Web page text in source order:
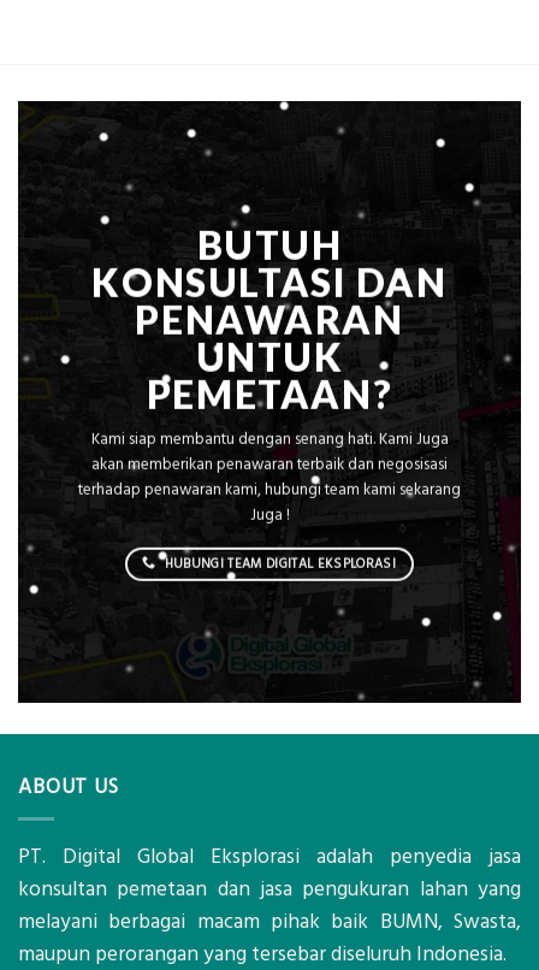
Elevasi,
&
Rekomendasi
Konstruksi
BUTUH
KONSULTASI DAN
PENAWARAN
UNTUK
PEMETAAN?
Kami siap membantu dengan senang hati. Kami Juga
akan memberikan penawaran terbaik dan negosisasi
terhadap penawaran kami, hubungi team kami sekarang
Juga !
HUBUNGI TEAM DIGITAL EKSPLORASI
ABOUT US
PT. Digital Global Eksplorasi adalah penyedia jasa
konsultan pemetaan dan jasa pengukuran lahan yang
melayani berbagai macam pihak baik BUMN, Swasta,
maupun perorangan yang tersebar diseluruh Indonesia.